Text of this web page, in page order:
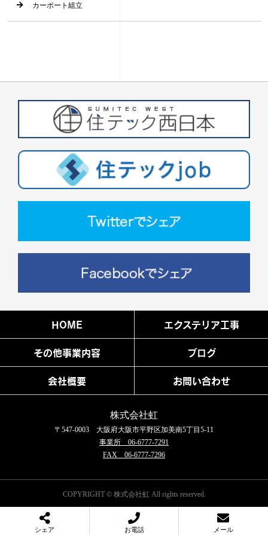
カーポート組立
HOME エクステリア工事
その他事業内容 ブログ
会社概要 お問い合わせ
株式会社虹
〒547-0003 大阪府大阪市平野区加美南5丁目5-11
事業所 06-6777-7291
FAX 06-6777-7296
COPYRIGHT © 株式会社虹 All rights reserved.
シェア お電話 メール